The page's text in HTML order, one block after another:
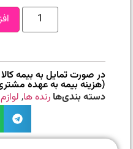
در صورت تمایل به بیمه کالا
(هزینه بیمه به عهده مشتری
دسته بندی‌هارنده ها,لوازم